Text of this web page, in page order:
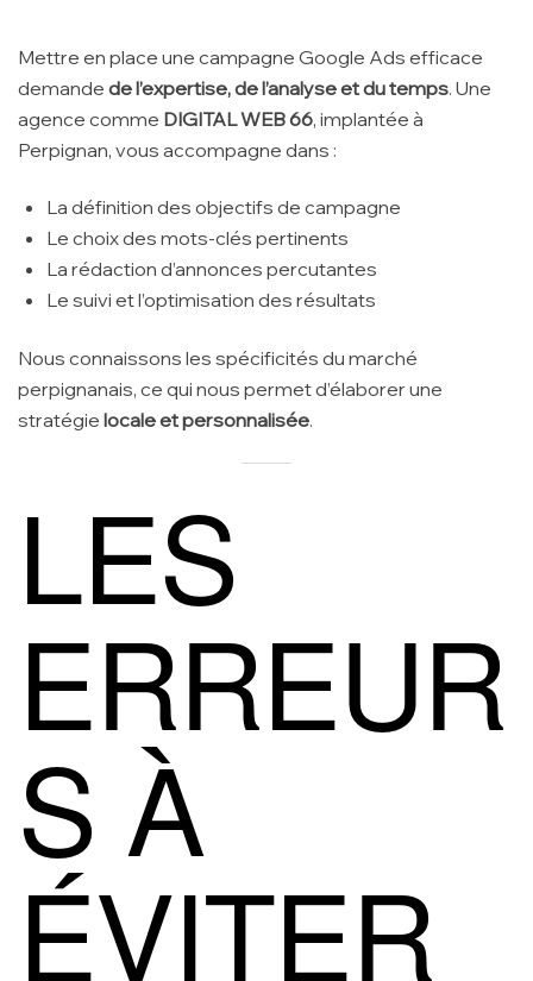
Mettre en place une campagne Google Ads efficace
demande de l’expertise, de l’analyse et du temps. Une
agence comme DIGITAL WEB 66, implantée à
Perpignan, vous accompagne dans :
La définition des objectifs de campagne
Le choix des mots-clés pertinents
La rédaction d’annonces percutantes
Le suivi et l’optimisation des résultats
Nous connaissons les spécificités du marché
perpignanais, ce qui nous permet d’élaborer une
stratégie locale et personnalisée.
LES
ERREUR
S À
ÉVITER